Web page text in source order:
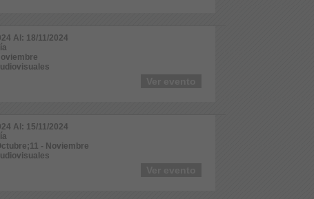
Al: 18/11/2024
Al: 15/11/2024
- Noviembre